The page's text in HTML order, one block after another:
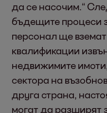
да се насочим.“
бъдещите процеси
персонал ще
квалификации
недвижимите
сектора на
друга страна,
могат да разширят